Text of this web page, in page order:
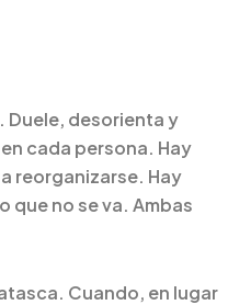
Duele, desorienta y
cada persona. Hay
reorganizarse. Hay
que no se va. Ambas
Cuando, en lugar